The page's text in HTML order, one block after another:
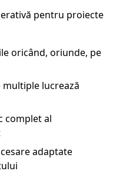
pentru proiecte
oricând, oriunde, pe
multiple lucrează
complet al
adaptate